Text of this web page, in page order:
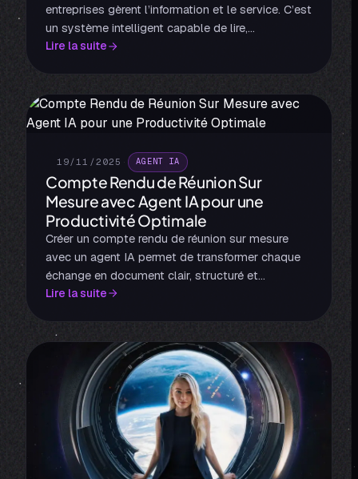
entreprises gèrent l’information et le service. C’est
un système intelligent capable de lire,
comprendre et utiliser des documents pour
améliorer la disponibilité des services, tout en
travaillant 24h/24 et 7j/7.
Lire la suite
19/11/2025 · AGENT IA
Compte Rendu de Réunion Sur
Mesure avec Agent IA pour une
Productivité Optimale
Créer un compte rendu de réunion sur mesure
avec un agent IA permet de transformer chaque
échange en document clair, structuré et
exploitable sans effort manuel. Grâce à
points clés en quelques instants.
Lire la suite